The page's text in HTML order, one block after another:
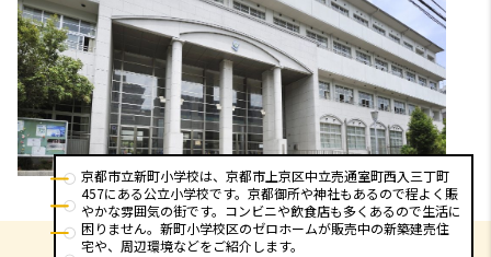
京都市立新町小学校は、京都市上京区中立売通室町西入三丁町
457にある公立小学校です。京都御所や神社もあるので程よく賑
やかな雰囲気の街です。コンビニや飲食店も多くあるので生活に
困りません。新町小学校区のゼロホームが販売中の新築建売住
宅や、周辺環境などをご紹介します。